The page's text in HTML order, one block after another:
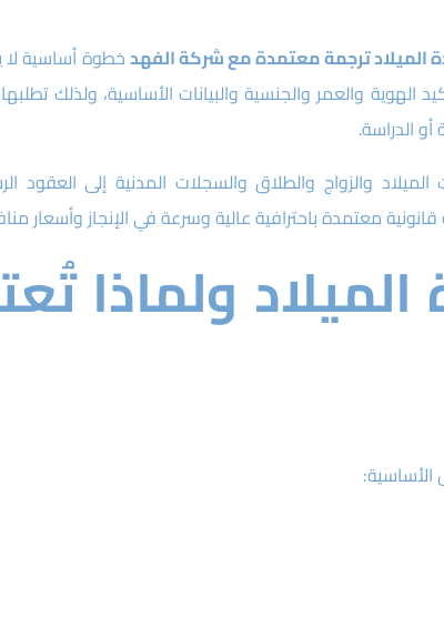
الميلاد ترجمة معتمدة مع شركة الفهدخطوة أساسية
والعمر والجنسية والبيانات الأساسية، ولذلك
الدراسة.
والزواج والطلاق والسجلات المدنية إلى العقود
معتمدة باحترافية عالية وسرعة في الإنجاز وأسعار
ولماذا